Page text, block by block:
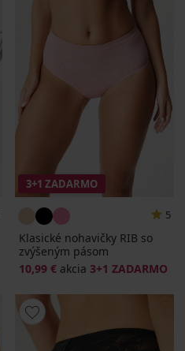
3+1 ZADARMO
5
Klasické nohavičky RIB so
zvýšeným pásom
10,99 € akcia 3+1 ZADARMO